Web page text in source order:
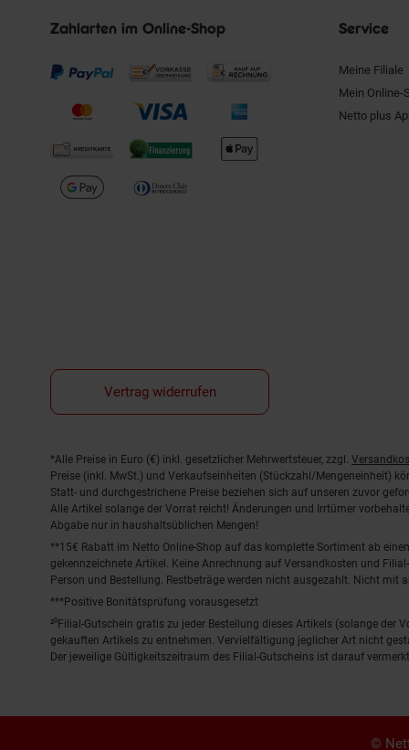
Zahlarten im Online-Shop Service
Meine Filiale
Mein Online-
Netto plus
Vertrag widerrufen
Fußnoten
*Alle Preise in Euro (€) inkl. gesetzlicher Mehrwertsteuer, zzgl.
Preise (inkl. MwSt.) und Verkaufseinheiten (Stückzahl/Mengeneinheit)
Statt- und durchgestrichene Preise beziehen sich auf unseren zuvor
Alle Artikel solange der Vorrat reicht! Änderungen und Irrtümer
Abgabe nur in haushaltsüblichen Mengen!
**15€ Rabatt im Netto Online-Shop auf das komplette Sortiment ab
gekennzeichnete Artikel. Keine Anrechnung auf Versandkosten und
Person und Bestellung. Restbeträge werden nicht ausgezahlt. Nicht mit
***Positive Bonitätsprüfung vorausgesetzt
²⁰Filial-Gutschein gratis zu jeder Bestellung dieses Artikels (solange
gekauften Artikels zu entnehmen. Vervielfältigung jeglicher Art nicht
Der jeweilige Gültigkeitszeitraum des Filial-Gutscheins ist darauf
©